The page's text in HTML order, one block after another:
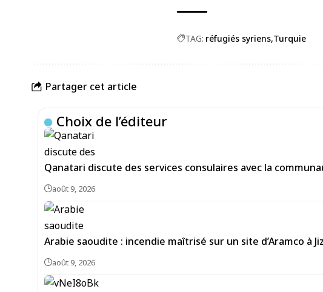
TAG: réfugiés syriens Turquie
Partager cet article
Choix de l’éditeur
Qanatari discute des services consulaires avec la
août 9, 2026
Arabie saoudite : incendie maîtrisé sur un site d’Aramco à
août 9, 2026